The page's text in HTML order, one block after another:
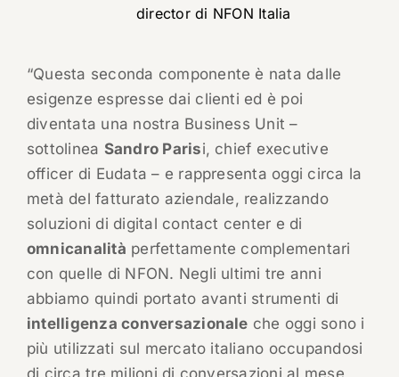
director di NFON Italia
“Questa seconda componente è nata dalle
esigenze espresse dai clienti ed è poi
diventata una nostra Business Unit –
sottolinea Sandro Parisi, chief executive
officer di Eudata – e rappresenta oggi circa la
metà del fatturato aziendale, realizzando
soluzioni di digital contact center e di
omnicanalità perfettamente complementari
con quelle di NFON. Negli ultimi tre anni
abbiamo quindi portato avanti strumenti di
intelligenza conversazionale che oggi sono i
più utilizzati sul mercato italiano occupandosi